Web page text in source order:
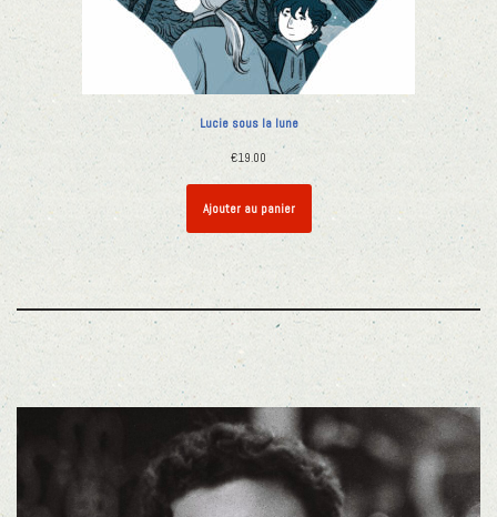
Lucie sous la lune
€19.00
Ajouter au panier